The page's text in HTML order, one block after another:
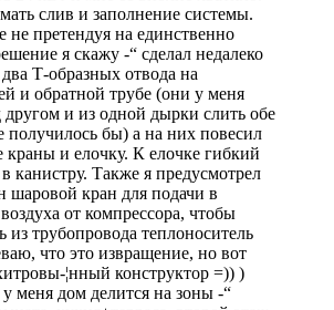
слив и заполнение системы.
не претендуя на единственно
я скажу -“ сделал недалеко
два Т-образных отвода на
и обратной трубе (они у меня
другом и из одной дырки слить обе
получилось бы) а на них повесил
и елочку. К елочке гибкий
канистру. Также я предусмотрел
шаровой кран для подачи в
от компрессора, чтобы
из трубопровода теплоноситель
что это извращение, но вот
¦нный конструктор =)) )
меня дом делится на зоны -“